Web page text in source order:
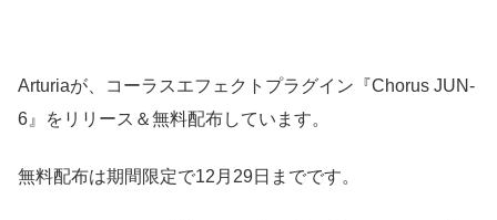
Arturiaが、コーラスエフェクトプラグイン『Chorus JUN-
6』をリリース＆無料配布しています。
無料配布は期間限定で12月29日までです。